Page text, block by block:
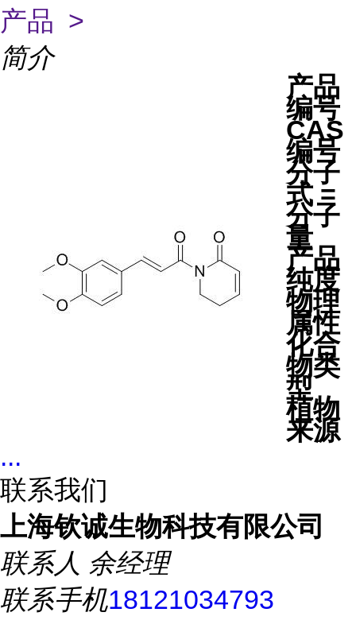
产品 >
简介
产品
编号
CAS
编号
分子
式 =
分子
量
产品
纯度
物理
属性
化合
物类
型
植物
来源
...
联系我们
上海钦诚生物科技有限公司
联系人 余经理
联系手机18121034793